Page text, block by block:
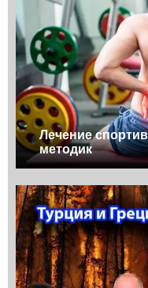
Лечение
методик